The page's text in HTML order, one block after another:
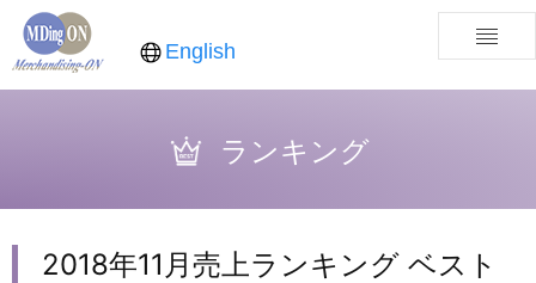
English
ランキング
2018年11月売上ランキング ベスト